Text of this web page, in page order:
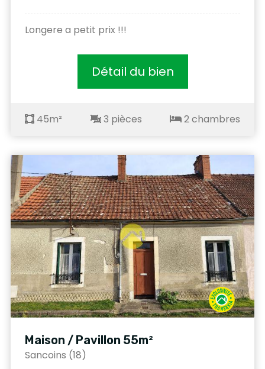
Longere a petit prix !!!
Détail du bien
45m² 3 pièces 2 chambres
Maison / Pavillon 55m²
Sancoins (18)